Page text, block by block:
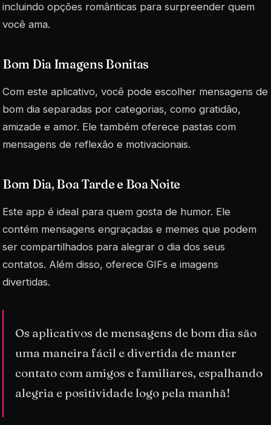
incluindo opções românticas para surpreender quem
você ama.
Bom Dia Imagens Bonitas
Com este aplicativo, você pode escolher mensagens de
bom dia separadas por categorias, como gratidão,
amizade e amor. Ele também oferece pastas com
mensagens de reflexão e motivacionais.
Bom Dia, Boa Tarde e Boa Noite
Este app é ideal para quem gosta de humor. Ele
contém mensagens engraçadas e memes que podem
ser compartilhados para alegrar o dia dos seus
contatos. Além disso, oferece GIFs e imagens
divertidas.
Os aplicativos de mensagens de bom dia são
uma maneira fácil e divertida de manter
contato com amigos e familiares, espalhando
alegria e positividade logo pela manhã!